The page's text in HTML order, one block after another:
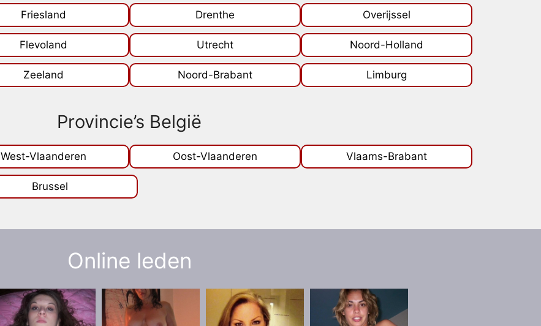
Friesland Drenthe Overijssel
Flevoland Utrecht Noord-Holland
Zeeland Noord-Brabant Limburg
Provincie’s België
West-Vlaanderen Oost-Vlaanderen Vlaams-Brabant
Brussel
Online leden